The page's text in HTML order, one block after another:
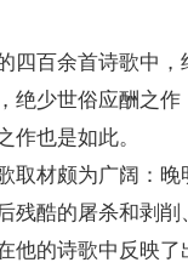
百余首诗歌中，
绝少世俗应酬之作
也是如此。
材颇为广阔：晚
残酷的屠杀和剥
他的诗歌中反映了